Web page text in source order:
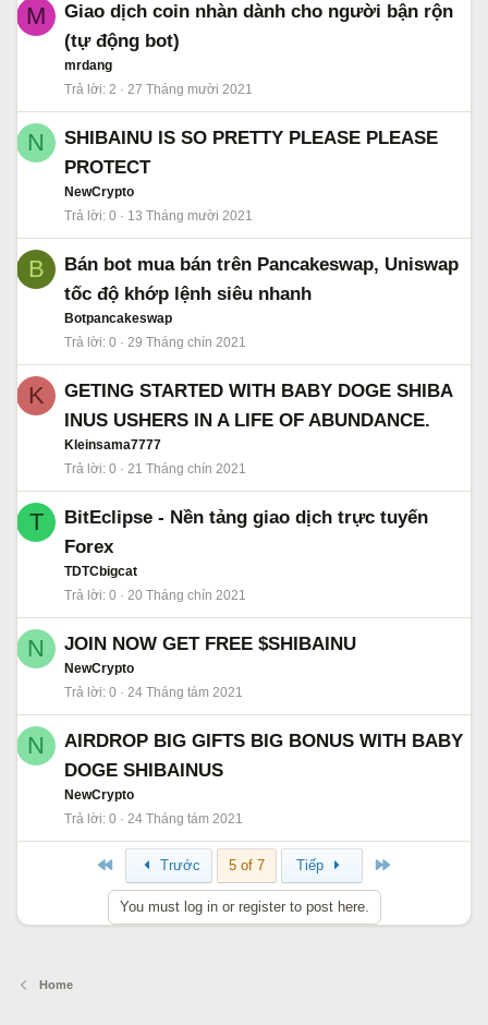
M
Giao dịch coin nhàn dành cho người bận rộn
(tự động bot)
mrdang
Trả lời 2 27 Tháng mười 2021
N
SHIBAINU IS SO PRETTY PLEASE PLEASE
PROTECT
NewCrypto
Trả lời 0 13 Tháng mười 2021
B
Bán bot mua bán trên Pancakeswap, Uniswap
tốc độ khớp lệnh siêu nhanh
Botpancakeswap
Trả lời 0 29 Tháng chín 2021
K
GETING STARTED WITH BABY DOGE SHIBA
INUS USHERS IN A LIFE OF ABUNDANCE.
Kleinsama7777
Trả lời 0 21 Tháng chín 2021
T
BitEclipse - Nền tảng giao dịch trực tuyến
Forex
TDTCbigcat
Trả lời 0 20 Tháng chín 2021
N JOIN NOW GET FREE $SHIBAINU
NewCrypto
Trả lời 0 24 Tháng tám 2021
N
AIRDROP BIG GIFTS BIG BONUS WITH BABY
DOGE SHIBAINUS
NewCrypto
Trả lời 0 24 Tháng tám 2021
Trước 5 of 7 Tiếp
You must log in or register to post here.
Home